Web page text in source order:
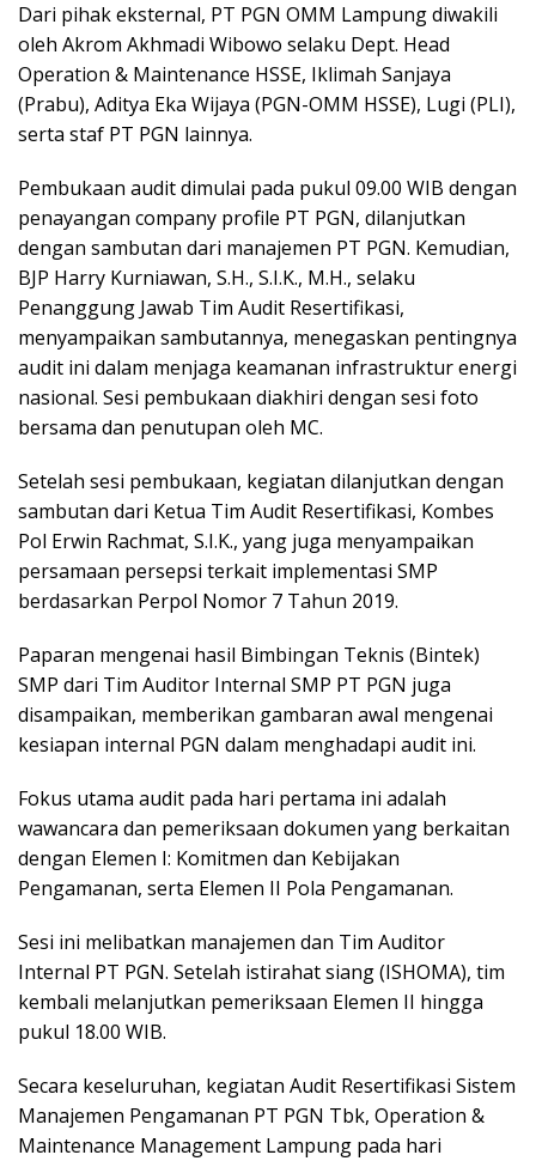
Dari pihak eksternal, PT PGN OMM Lampung diwakili
oleh Akrom Akhmadi Wibowo selaku Dept. Head
Operation & Maintenance HSSE, Iklimah Sanjaya
(Prabu), Aditya Eka Wijaya (PGN-OMM HSSE), Lugi (PLI),
serta staf PT PGN lainnya.
Pembukaan audit dimulai pada pukul 09.00 WIB dengan
penayangan company profile PT PGN, dilanjutkan
dengan sambutan dari manajemen PT PGN. Kemudian,
BJP Harry Kurniawan, S.H., S.I.K., M.H., selaku
Penanggung Jawab Tim Audit Resertifikasi,
menyampaikan sambutannya, menegaskan pentingnya
audit ini dalam menjaga keamanan infrastruktur energi
nasional. Sesi pembukaan diakhiri dengan sesi foto
bersama dan penutupan oleh MC.
Setelah sesi pembukaan, kegiatan dilanjutkan dengan
sambutan dari Ketua Tim Audit Resertifikasi, Kombes
Pol Erwin Rachmat, S.I.K., yang juga menyampaikan
persamaan persepsi terkait implementasi SMP
berdasarkan Perpol Nomor 7 Tahun 2019.
Paparan mengenai hasil Bimbingan Teknis (Bintek)
SMP dari Tim Auditor Internal SMP PT PGN juga
disampaikan, memberikan gambaran awal mengenai
kesiapan internal PGN dalam menghadapi audit ini.
Fokus utama audit pada hari pertama ini adalah
wawancara dan pemeriksaan dokumen yang berkaitan
dengan Elemen I: Komitmen dan Kebijakan
Pengamanan, serta Elemen II Pola Pengamanan.
Sesi ini melibatkan manajemen dan Tim Auditor
Internal PT PGN. Setelah istirahat siang (ISHOMA), tim
kembali melanjutkan pemeriksaan Elemen II hingga
pukul 18.00 WIB.
Secara keseluruhan, kegiatan Audit Resertifikasi Sistem
Manajemen Pengamanan PT PGN Tbk, Operation &
Maintenance Management Lampung pada hari